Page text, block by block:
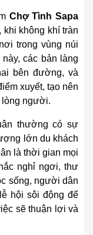
Chợ Tình Sapa
không khí tràn
trong vùng núi
các bản làng
bên đường, và
xuyết, tạo nên
lòng người.
thường có sự
lớn du khách
là thời gian mọi
nghỉ ngơi, thư
sống, người dân
hội sôi động để
sẽ thuận lợi và